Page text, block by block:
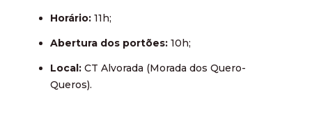
Horário: 11h;
Abertura dos portões: 10h;
Local: CT Alvorada (Morada dos Quero-
Queros).